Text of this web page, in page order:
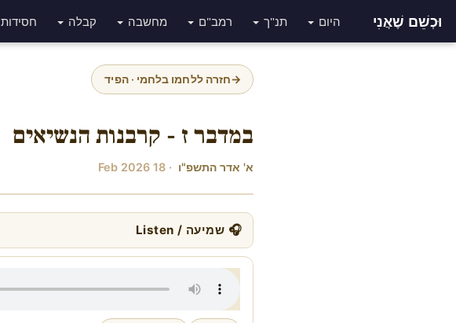
וּכְשֵׁם שֶׁאֲנִי היום תנ"ך רמב"ם מחשבה קבלה חסידות
→חזרה ללחמו בלחמי · הפיד
במדבר ז - קרבנות הנשיאים
א' אדר התשפ"ו · 18 Feb 2026
🎧 שמיעה / Listen